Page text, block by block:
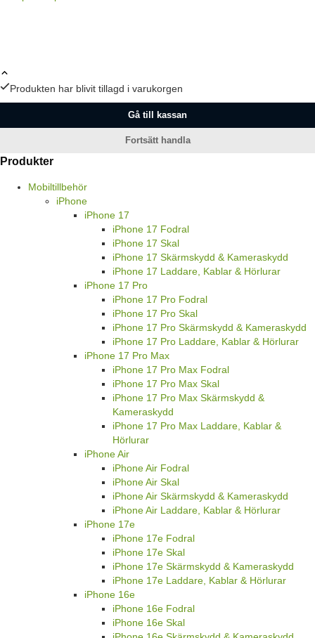
Produkten har blivit tillagd i varukorgen
Gå till kassan
Fortsätt handla
Produkter
Mobiltillbehör
iPhone
iPhone 17
iPhone 17 Fodral
iPhone 17 Skal
iPhone 17 Skärmskydd & Kameraskydd
iPhone 17 Laddare, Kablar & Hörlurar
iPhone 17 Pro
iPhone 17 Pro Fodral
iPhone 17 Pro Skal
iPhone 17 Pro Skärmskydd & Kameraskydd
iPhone 17 Pro Laddare, Kablar & Hörlurar
iPhone 17 Pro Max
iPhone 17 Pro Max Fodral
iPhone 17 Pro Max Skal
iPhone 17 Pro Max Skärmskydd &
Kameraskydd
iPhone 17 Pro Max Laddare, Kablar &
Hörlurar
iPhone Air
iPhone Air Fodral
iPhone Air Skal
iPhone Air Skärmskydd & Kameraskydd
iPhone Air Laddare, Kablar & Hörlurar
iPhone 17e
iPhone 17e Fodral
iPhone 17e Skal
iPhone 17e Skärmskydd & Kameraskydd
iPhone 17e Laddare, Kablar & Hörlurar
iPhone 16e
iPhone 16e Fodral
iPhone 16e Skal